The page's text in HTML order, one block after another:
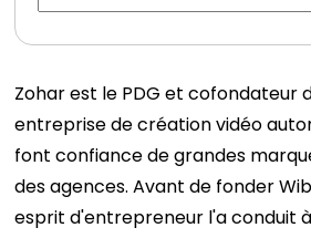
Zohar est le PDG et cofondateur
entreprise de création vidéo
font confiance de grandes
des agences. Avant de fonder
esprit d'entrepreneur l'a conduit